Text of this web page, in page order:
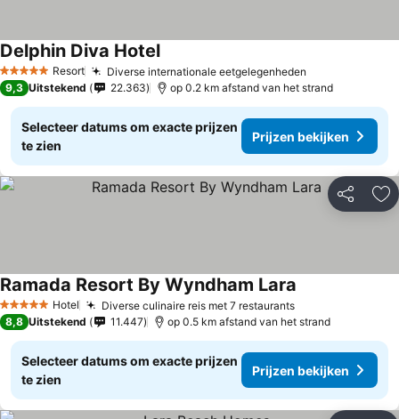
5 Sterren Resort Diverse internationale eetgelegenheden
Delphin Diva Hotel
9,3 Uitstekend 22.363 op 0.2 km afstand van het strand
Selecteer datums om exacte prijzen
te zien
Prijzen bekijken
Delen
5 Sterren Hotel Diverse culinaire reis met 7 restaurants
Ramada Resort By Wyndham Lara
8,8 Uitstekend 11.447 op 0.5 km afstand van het strand
Selecteer datums om exacte prijzen
te zien
Prijzen bekijken